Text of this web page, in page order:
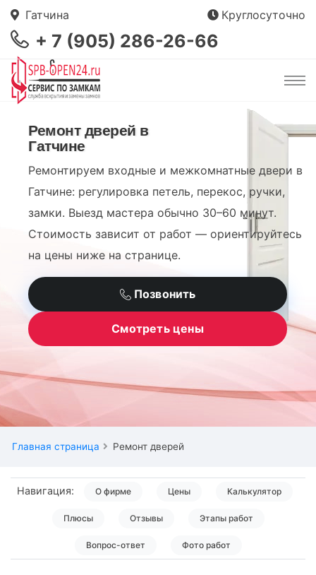
Гатчина Круглосуточно
+ 7 (905) 286-26-66
Ремонт дверей в
Гатчине
Ремонтируем входные и межкомнатные двери в
Гатчине: регулировка петель, перекос, ручки,
замки. Выезд мастера обычно 30–60 минут.
Стоимость зависит от работ — ориентируйтесь
на цены ниже на странице.
Позвонить
Смотреть цены
Главная страница Ремонт дверей
Навигация: О фирме Цены Калькулятор
Плюсы Отзывы Этапы работ
Вопрос-ответ Фото работ